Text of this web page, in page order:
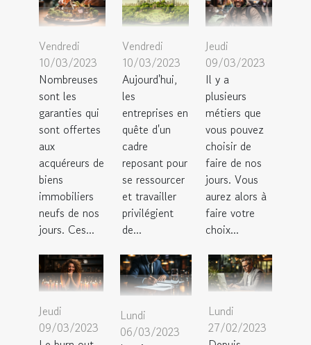
Vendredi
10/03/2023
Nombreuses
sont les
garanties qui
sont offertes
aux
acquéreurs de
biens
immobiliers
neufs de nos
jours. Ces...
Vendredi
10/03/2023
Aujourd'hui,
les
entreprises en
quête d'un
cadre
reposant pour
se ressourcer
et travailler
privilégient
de...
Jeudi
09/03/2023
Il y a
plusieurs
métiers que
vous pouvez
choisir de
faire de nos
jours. Vous
aurez alors à
faire votre
choix...
Jeudi
09/03/2023
Lundi
06/03/2023
Lundi
27/02/2023